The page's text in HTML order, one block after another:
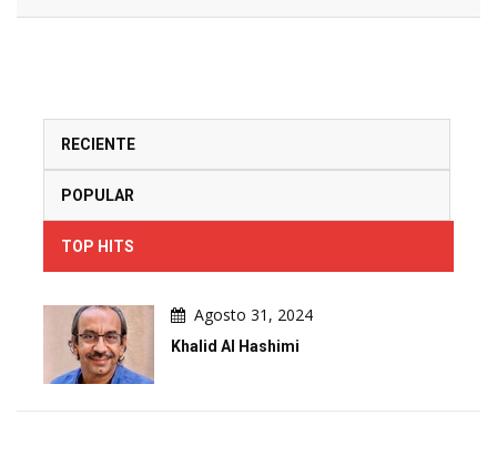
RECIENTE
POPULAR
TOP HITS
Agosto 31, 2024
Khalid Al Hashimi